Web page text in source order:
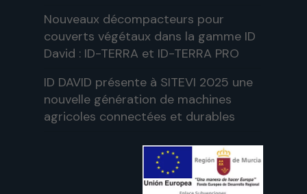
Nouveaux décompacteurs pour
couverts végétaux dans la gamme ID
David : ID-TERRA et ID-TERRA PRO
ID DAVID présente à SITEVI 2025 une
nouvelle génération de machines
agricoles connectées et durables